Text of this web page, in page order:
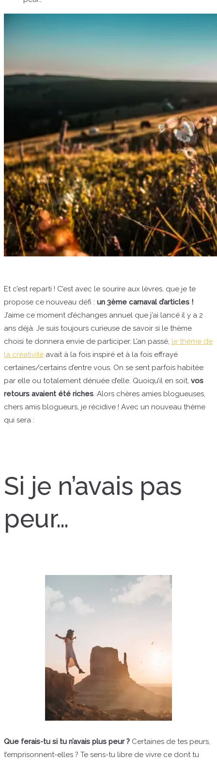
Et c’est reparti ! C’est avec le sourire aux lèvres, que je te
propose ce nouveau défi : un 3ème carnaval d’articles !
J’aime ce moment d’échanges annuel que j’ai lancé il y a 2
ans déjà. Je suis toujours curieuse de savoir si le thème
choisi te donnera envie de participer. L’an passé, le thème de
la créativité avait à la fois inspiré et à la fois effrayé
certaines/certains d’entre vous. On se sent parfois habitée
par elle ou totalement dénuée d’elle. Quoiqu’il en soit, vos
retours avaient été riches. Alors chères amies blogueuses,
chers amis blogueurs, je récidive ! Avec un nouveau thème
qui sera :
Si je n’avais pas
peur…
Que ferais-tu si tu n’avais plus peur ? Certaines de tes peurs,
t’emprisonnent-elles ? Te sens-tu libre de vivre ce dont tu